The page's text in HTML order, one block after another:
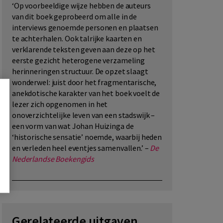
‘Op voorbeeldige wijze hebben de auteurs
van dit boek geprobeerd om alle in de
interviews genoemde personen en plaatsen
te achterhalen. Ook talrijke kaarten en
verklarende teksten geven aan deze op het
eerste gezicht heterogene verzameling
herinneringen structuur. De opzet slaagt
wonderwel: juist door het fragmentarische,
anekdotische karakter van het boek voelt de
lezer zich opgenomen in het
onoverzichtelijke leven van een stadswijk –
een vorm van wat Johan Huizinga de
‘historische sensatie’ noemde, waarbij heden
en verleden heel eventjes samenvallen.’ – De
Nederlandse Boekengids